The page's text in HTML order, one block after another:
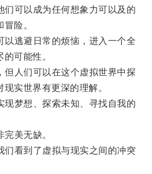
可以成为任何想象力可以及的
险。
逃避日常的烦恼，进入一个全
可能性。
人们可以在这个虚拟世界中探
实世界有更深的理解。
梦想、探索未知、寻找自我的
美无缺。
看到了虚拟与现实之间的冲突